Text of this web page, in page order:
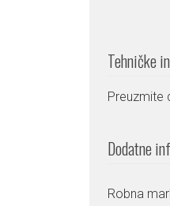
Tehničke
Preuzmite
Dodatne
Robna